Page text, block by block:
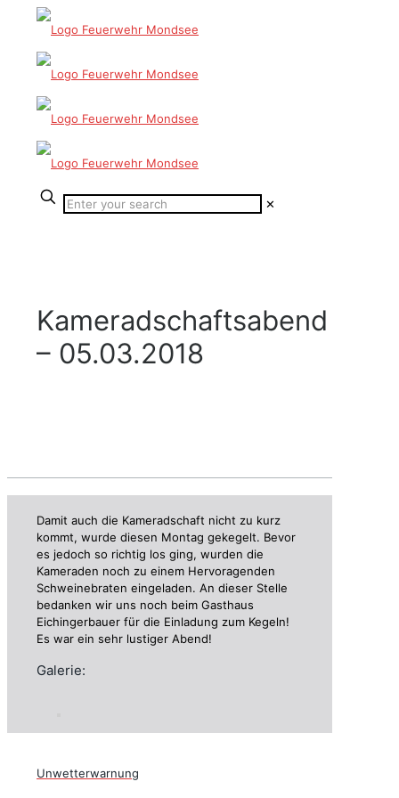
✕
Kameradschaftsabend
– 05.03.2018
Damit auch die Kameradschaft nicht zu kurz
kommt, wurde diesen Montag gekegelt. Bevor
es jedoch so richtig los ging, wurden die
Kameraden noch zu einem Hervoragenden
Schweinebraten eingeladen. An dieser Stelle
bedanken wir uns noch beim Gasthaus
Eichingerbauer für die Einladung zum Kegeln!
Es war ein sehr lustiger Abend!
Galerie:
Unwetterwarnung